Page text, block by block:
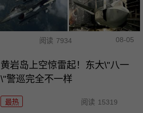
阅读 7934 08-05
黄岩岛上空惊雷起！东大\"八一
\"警巡完全不一样
最热 阅读 15319